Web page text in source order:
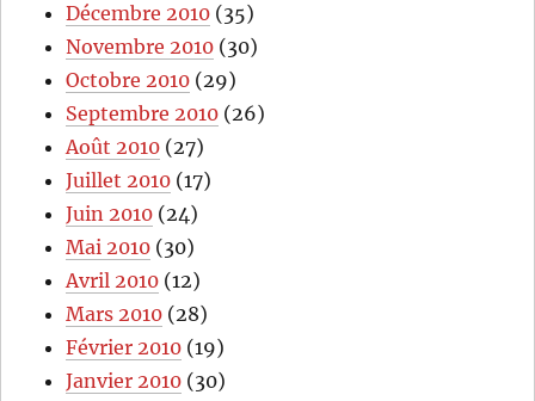
Décembre 2010 (35)
Novembre 2010 (30)
Octobre 2010 (29)
Septembre 2010 (26)
Août 2010 (27)
Juillet 2010 (17)
Juin 2010 (24)
Mai 2010 (30)
Avril 2010 (12)
Mars 2010 (28)
Février 2010 (19)
Janvier 2010 (30)